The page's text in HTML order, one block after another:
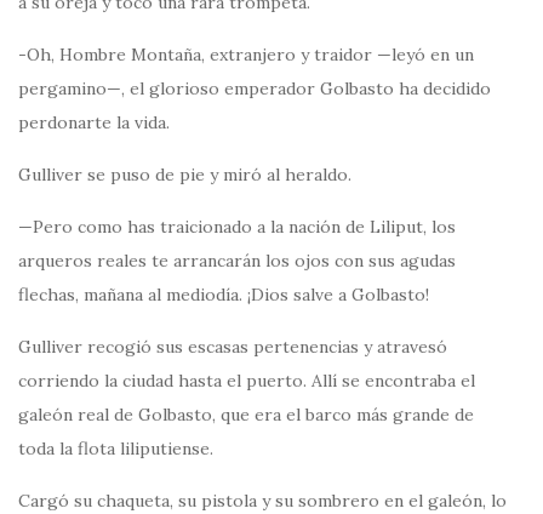
-Oh, Hombre Montaña, extranjero y traidor —leyó en un
pergamino—, el glorioso emperador Golbasto ha decidido
perdonarte la vida.
Gulliver se puso de pie y miró al heraldo.
—Pero como has traicionado a la nación de Liliput, los
arqueros reales te arrancarán los ojos con sus agudas
flechas, mañana al mediodía. ¡Dios salve a Golbasto!
Gulliver recogió sus escasas pertenencias y atravesó
corriendo la ciudad hasta el puerto. Allí se encontraba el
galeón real de Golbasto, que era el barco más grande de
toda la flota liliputiense.
Cargó su chaqueta, su pistola y su sombrero en el galeón, lo